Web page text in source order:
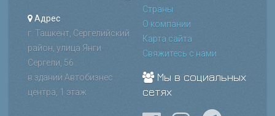
Адрес
г. Ташкент, Сергелийский
район, улица Янги
Сергели, 56
в здании Автобизнес
центра, 1 этаж
Страны
О компании
Карта сайта
Свяжитесь с нами
Мы в социальных
сетях